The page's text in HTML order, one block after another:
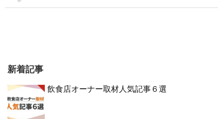
新着記事
飲食店オーナー取材人気記事６選